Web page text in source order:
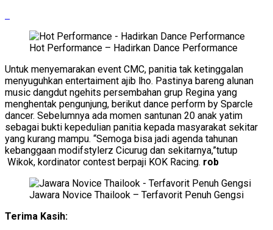
Hot Performance – Hadirkan Dance Performance
Untuk menyemarakan event CMC, panitia tak ketinggalan
menyuguhkan entertaiment ajib lho. Pastinya bareng alunan
music dangdut ngehits persembahan grup Regina yang
menghentak pengunjung, berikut dance perform by Sparcle
dancer. Sebelumnya ada momen santunan 20 anak yatim
sebagai bukti kepedulian panitia kepada masyarakat sekitar
yang kurang mampu. “Semoga bisa jadi agenda tahunan
kebanggaan modifstylerz Cicurug dan sekitarnya,”tutup
Wikok, kordinator contest berpaji KOK Racing. rob
Jawara Novice Thailook – Terfavorit Penuh Gengsi
Terima Kasih: